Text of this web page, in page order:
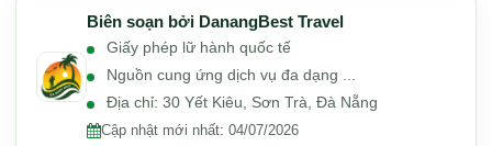
Biên soạn bởi DanangBest Travel
Giấy phép lữ hành quốc tế
Nguồn cung ứng dịch vụ đa dạng ...
Địa chỉ: 30 Yết Kiêu, Sơn Trà, Đà Nẵng
Cập nhật mới nhất: 04/07/2026